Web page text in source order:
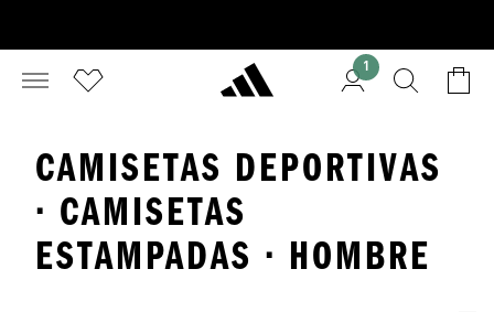
1
CAMISETAS DEPORTIVAS
· CAMISETAS
ESTAMPADAS · HOMBRE